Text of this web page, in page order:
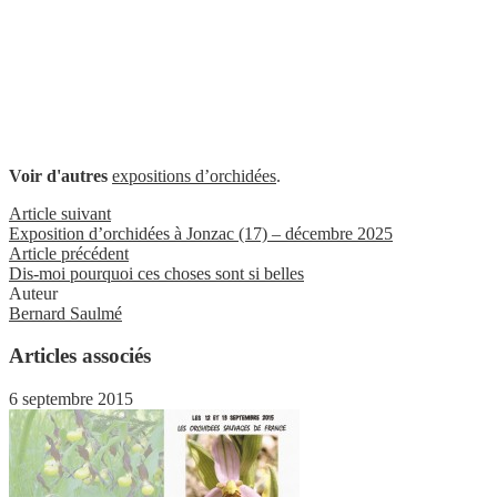
Voir d'autres expositions d’orchidées.
Article suivant
Exposition d’orchidées à Jonzac (17) – décembre 2025
Article précédent
Dis-moi pourquoi ces choses sont si belles
Auteur
Bernard Saulmé
Articles associés
6 septembre 2015